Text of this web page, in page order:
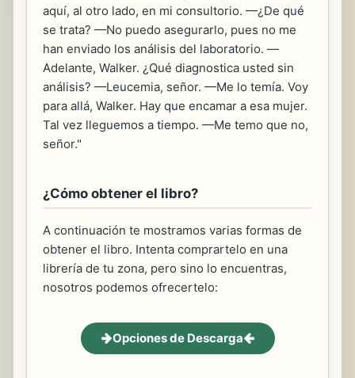
aquí, al otro lado, en mi consultorio. —¿De qué
se trata? —No puedo asegurarlo, pues no me
han enviado los análisis del laboratorio. —
Adelante, Walker. ¿Qué diagnostica usted sin
análisis? —Leucemia, señor. —Me lo temía. Voy
para allá, Walker. Hay que encamar a esa mujer.
Tal vez lleguemos a tiempo. —Me temo que no,
señor."
¿Cómo obtener el libro?
A continuación te mostramos varias formas de
obtener el libro. Intenta comprartelo en una
librería de tu zona, pero sino lo encuentras,
nosotros podemos ofrecertelo:
Opciones de Descarga